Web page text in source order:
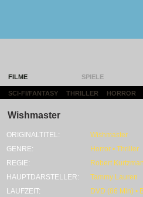
FILME SPIELE
SCI-FI/FANTASY THRILLER HORROR
Wishmaster
ORIGINALTITEL:
Wishmaster
GENRE:
Horror • Thriller
REGIE:
Robert
HAUPTDARSTELLER:
Tammy Lauren
LAUFZEIT:
DVD (86 Min) •